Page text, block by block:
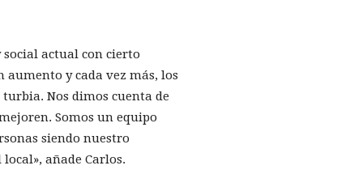
actual con cierto
y cada vez más, los
Nos dimos cuenta de
Somos un equipo
siendo nuestro
añade Carlos.